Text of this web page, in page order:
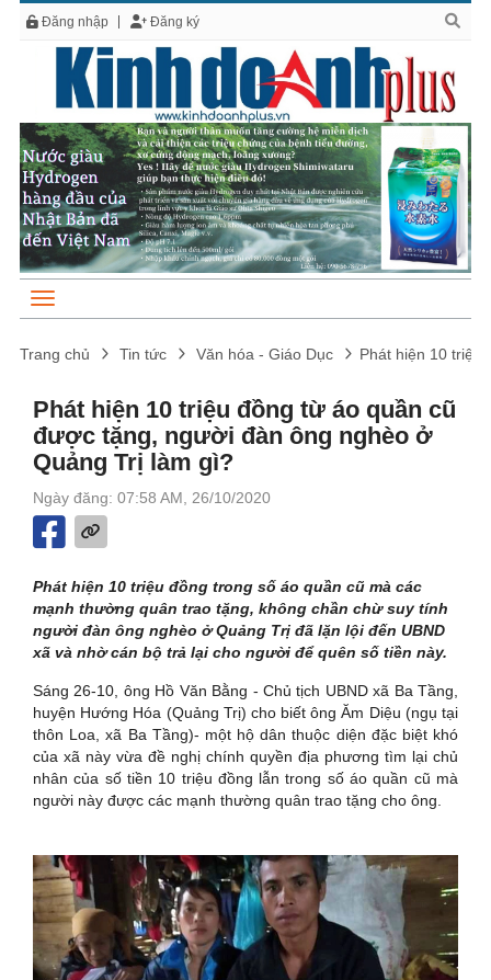
Đăng nhập Đăng ký
Trang chủ Tin tức Văn hóa - Giáo Dục Phát hiện 10 triệu
Phát hiện 10 triệu đồng từ áo quần cũ
được tặng, người đàn ông nghèo ở
Quảng Trị làm gì?
Ngày đăng: 07:58 AM, 26/10/2020
Phát hiện 10 triệu đồng trong số áo quần cũ mà các
mạnh thường quân trao tặng, không chần chừ suy tính
người đàn ông nghèo ở Quảng Trị đã lặn lội đến UBND
xã và nhờ cán bộ trả lại cho người để quên số tiền này.
Sáng 26-10, ông Hồ Văn Bằng - Chủ tịch UBND xã Ba Tầng,
huyện Hướng Hóa (Quảng Trị) cho biết ông Ăm Diệu (ngụ tại
thôn Loa, xã Ba Tầng)- một hộ dân thuộc diện đặc biệt khó
của xã này vừa đề nghị chính quyền địa phương tìm lại chủ
nhân của số tiền 10 triệu đồng lẫn trong số áo quần cũ mà
người này được các mạnh thường quân trao tặng cho ông.